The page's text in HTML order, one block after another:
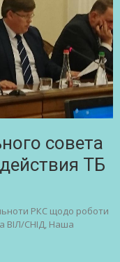
совета
ТБ
РКС щодо роботи
ВІЛ/СНІД, Наша